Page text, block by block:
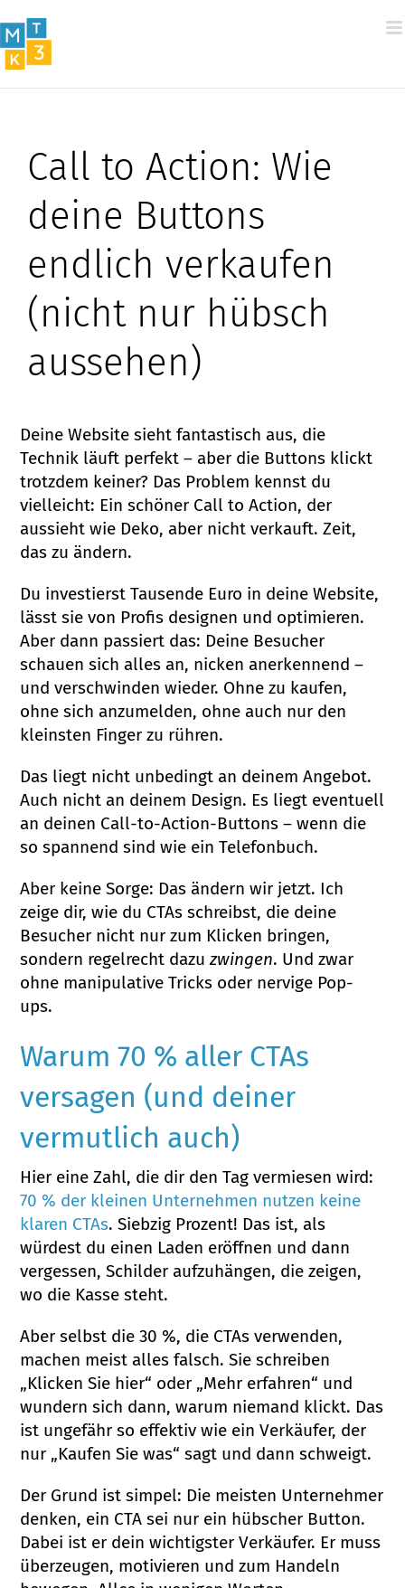
Inhalt
springen
Call to Action: Wie
deine Buttons
endlich verkaufen
(nicht nur hübsch
aussehen)
Deine Website sieht fantastisch aus, die
Technik läuft perfekt – aber die Buttons klickt
trotzdem keiner? Das Problem kennst du
vielleicht: Ein schöner Call to Action, der
aussieht wie Deko, aber nicht verkauft. Zeit,
das zu ändern.
Du investierst Tausende Euro in deine Website,
lässt sie von Profis designen und optimieren.
Aber dann passiert das: Deine Besucher
schauen sich alles an, nicken anerkennend –
und verschwinden wieder. Ohne zu kaufen,
ohne sich anzumelden, ohne auch nur den
kleinsten Finger zu rühren.
Das liegt nicht unbedingt an deinem Angebot.
Auch nicht an deinem Design. Es liegt eventuell
an deinen Call-to-Action-Buttons – wenn die
so spannend sind wie ein Telefonbuch.
Aber keine Sorge: Das ändern wir jetzt. Ich
zeige dir, wie du CTAs schreibst, die deine
Besucher nicht nur zum Klicken bringen,
sondern regelrecht dazuzwingen. Und zwar
ohne manipulative Tricks oder nervige Pop-
ups.
Warum 70 % aller CTAs
versagen (und deiner
vermutlich auch)
Hier eine Zahl, die dir den Tag vermiesen wird:
70 % der kleinen Unternehmen nutzen keine
klaren CTAs. Siebzig Prozent! Das ist, als
würdest du einen Laden eröffnen und dann
vergessen, Schilder aufzuhängen, die zeigen,
wo die Kasse steht.
Aber selbst die 30 %, die CTAs verwenden,
machen meist alles falsch. Sie schreiben
„Klicken Sie hier“ oder „Mehr erfahren“ und
wundern sich dann, warum niemand klickt. Das
ist ungefähr so effektiv wie ein Verkäufer, der
nur „Kaufen Sie was“ sagt und dann schweigt.
Der Grund ist simpel: Die meisten Unternehmer
denken, ein CTA sei nur ein hübscher Button.
Dabei ist er dein wichtigster Verkäufer. Er muss
überzeugen, motivieren und zum Handeln